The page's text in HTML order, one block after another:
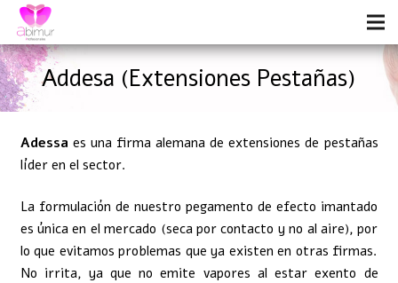
Addesa (Extensiones Pestañas)
Adessa es una firma alemana de extensiones de pestañas
líder en el sector.
La formulación de nuestro pegamento de efecto imantado
es única en el mercado (seca por contacto y no al aire), por
lo que evitamos problemas que ya existen en otras firmas.
No irrita, ya que no emite vapores al estar exento de